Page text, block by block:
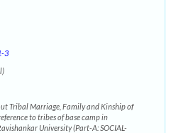
3
Tribal Marriage, Family and Kinship of
to tribes of base camp in
University (Part-A: SOCIAL-